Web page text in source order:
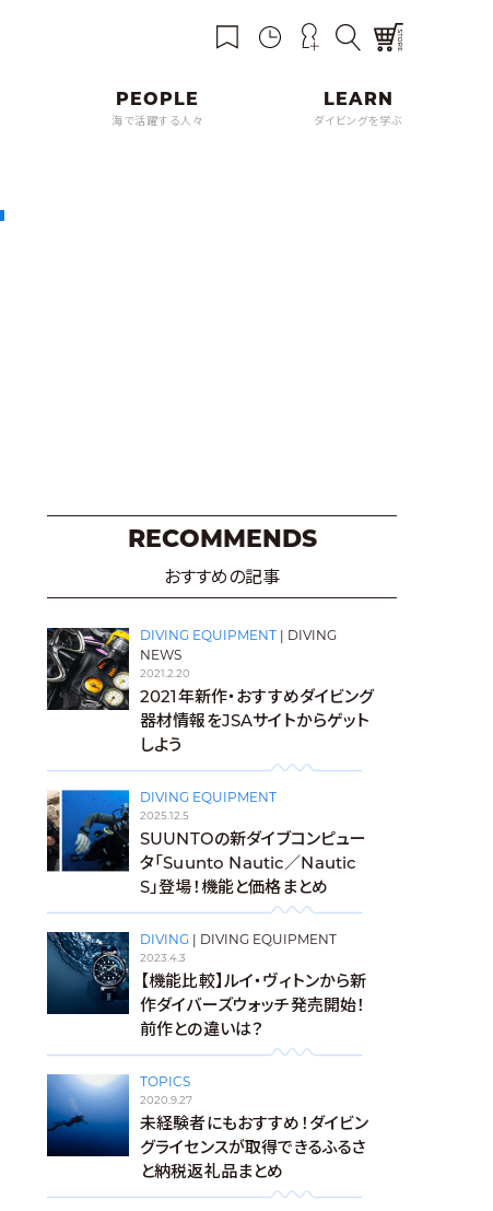
海で活躍する人々 ダイビングを学ぶ
RECOMMENDS
おすすめの記事
DIVING EQUIPMENT | DIVING
NEWS
2021.2.20
2021年新作・おすすめダイビング
器材情報をJSAサイトからゲット
しよう
DIVING EQUIPMENT
2025.12.5
SUUNTOの新ダイブコンピュー
タ「Suunto Nautic／Nautic
S」登場！機能と価格まとめ
DIVING | DIVING EQUIPMENT
2023.4.3
【機能比較】ルイ・ヴィトンから新
作ダイバーズウォッチ発売開始！
前作との違いは？
TOPICS
2020.9.27
未経験者にもおすすめ！ダイビン
グライセンスが取得できるふるさ
と納税返礼品まとめ